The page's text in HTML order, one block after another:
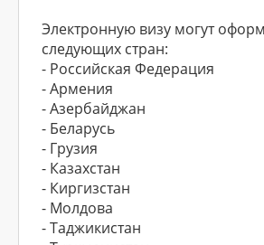
Электронную визу могут
следующих стран:
- Российская Федерация
- Армения
- Азербайджан
- Беларусь
- Грузия
- Казахстан
- Киргизстан
- Молдова
- Таджикистан